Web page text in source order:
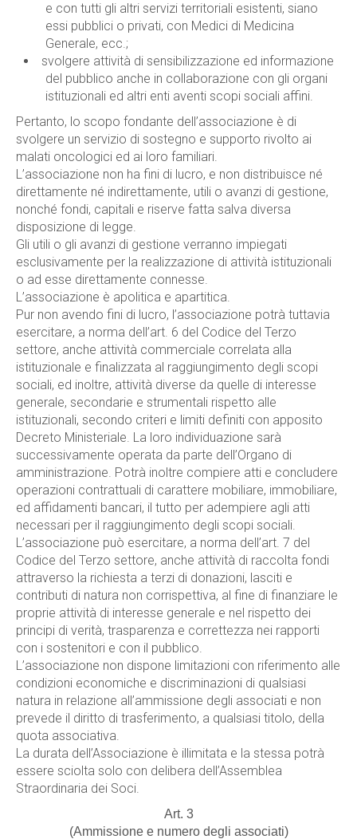
e con tutti gli altri servizi territoriali esistenti, siano
essi pubblici o privati, con Medici di Medicina
Generale, ecc.;
svolgere attività di sensibilizzazione ed informazione
del pubblico anche in collaborazione con gli organi
istituzionali ed altri enti aventi scopi sociali affini.
Pertanto, lo scopo fondante dell’associazione è di
svolgere un servizio di sostegno e supporto rivolto ai
malati oncologici ed ai loro familiari.
L’associazione non ha fini di lucro, e non distribuisce né
direttamente né indirettamente, utili o avanzi di gestione,
nonché fondi, capitali e riserve fatta salva diversa
disposizione di legge.
Gli utili o gli avanzi di gestione verranno impiegati
esclusivamente per la realizzazione di attività istituzionali
o ad esse direttamente connesse.
L’associazione è apolitica e apartitica.
Pur non avendo fini di lucro, l’associazione potrà tuttavia
esercitare, a norma dell’art. 6 del Codice del Terzo
settore, anche attività commerciale correlata alla
istituzionale e finalizzata al raggiungimento degli scopi
sociali, ed inoltre, attività diverse da quelle di interesse
generale, secondarie e strumentali rispetto alle
istituzionali, secondo criteri e limiti definiti con apposito
Decreto Ministeriale. La loro individuazione sarà
successivamente operata da parte dell’Organo di
amministrazione. Potrà inoltre compiere atti e concludere
operazioni contrattuali di carattere mobiliare, immobiliare,
ed affidamenti bancari, il tutto per adempiere agli atti
necessari per il raggiungimento degli scopi sociali.
L’associazione può esercitare, a norma dell’art. 7 del
Codice del Terzo settore, anche attività di raccolta fondi
attraverso la richiesta a terzi di donazioni, lasciti e
contributi di natura non corrispettiva, al fine di finanziare le
proprie attività di interesse generale e nel rispetto dei
principi di verità, trasparenza e correttezza nei rapporti
con i sostenitori e con il pubblico.
L’associazione non dispone limitazioni con riferimento alle
condizioni economiche e discriminazioni di qualsiasi
natura in relazione all’ammissione degli associati e non
prevede il diritto di trasferimento, a qualsiasi titolo, della
quota associativa.
La durata dell’Associazione è illimitata e la stessa potrà
essere sciolta solo con delibera dell’Assemblea
Straordinaria dei Soci.
Art. 3
(Ammissione e numero degli associati)